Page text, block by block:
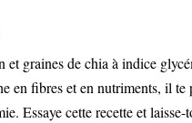
et graines de chia à indice
en fibres et en nutriments, il
Essaye cette recette et